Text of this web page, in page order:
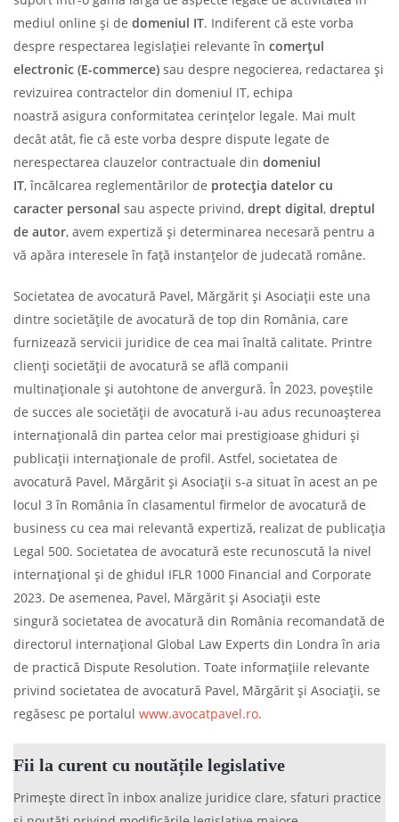
mediul online și de domeniul IT. Indiferent că este vorba
despre respectarea legislației relevante în comerțul
electronic (E-commerce) sau despre negocierea, redactarea și
revizuirea contractelor din domeniul IT, echipa
noastră asigura conformitatea cerințelor legale. Mai mult
decât atât, fie că este vorba despre dispute legate de
nerespectarea clauzelor contractuale din domeniul
IT, încălcarea reglementărilor de protecția datelor cu
caracter personal sau aspecte privind, drept digital, dreptul
de autor, avem expertiză și determinarea necesară pentru a
vă apăra interesele în față instanțelor de judecată române.
Societatea de avocatură Pavel, Mărgărit și Asociații este una
dintre societățile de avocatură de top din România, care
furnizează servicii juridice de cea mai înaltă calitate. Printre
clienți societății de avocatură se află companii
multinaționale și autohtone de anvergură. În 2023, poveștile
de succes ale societății de avocatură i-au adus recunoașterea
internațională din partea celor mai prestigioase ghiduri și
publicații internaționale de profil. Astfel, societatea de
avocatură Pavel, Mărgărit și Asociații s-a situat în acest an pe
locul 3 în România în clasamentul firmelor de avocatură de
business cu cea mai relevantă expertiză, realizat de publicația
Legal 500. Societatea de avocatură este recunoscută la nivel
internațional și de ghidul IFLR 1000 Financial and Corporate
2023. De asemenea, Pavel, Mărgărit și Asociații este
singură societatea de avocatură din România recomandată de
directorul internațional Global Law Experts din Londra în aria
de practică Dispute Resolution. Toate informațiile relevante
privind societatea de avocatură Pavel, Mărgărit și Asociații, se
regăsesc pe portalul www.avocatpavel.ro.
Fii la curent cu noutățile legislative
Primește direct în inbox analize juridice clare, sfaturi practice